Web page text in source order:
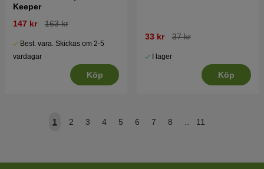
Keeper
147 kr
163 kr
Best. vara. Skickas om 2-5
vardagar
Köp
33 kr 37 kr
I lager
Köp
1 2 3 4 5 6 7 8 11